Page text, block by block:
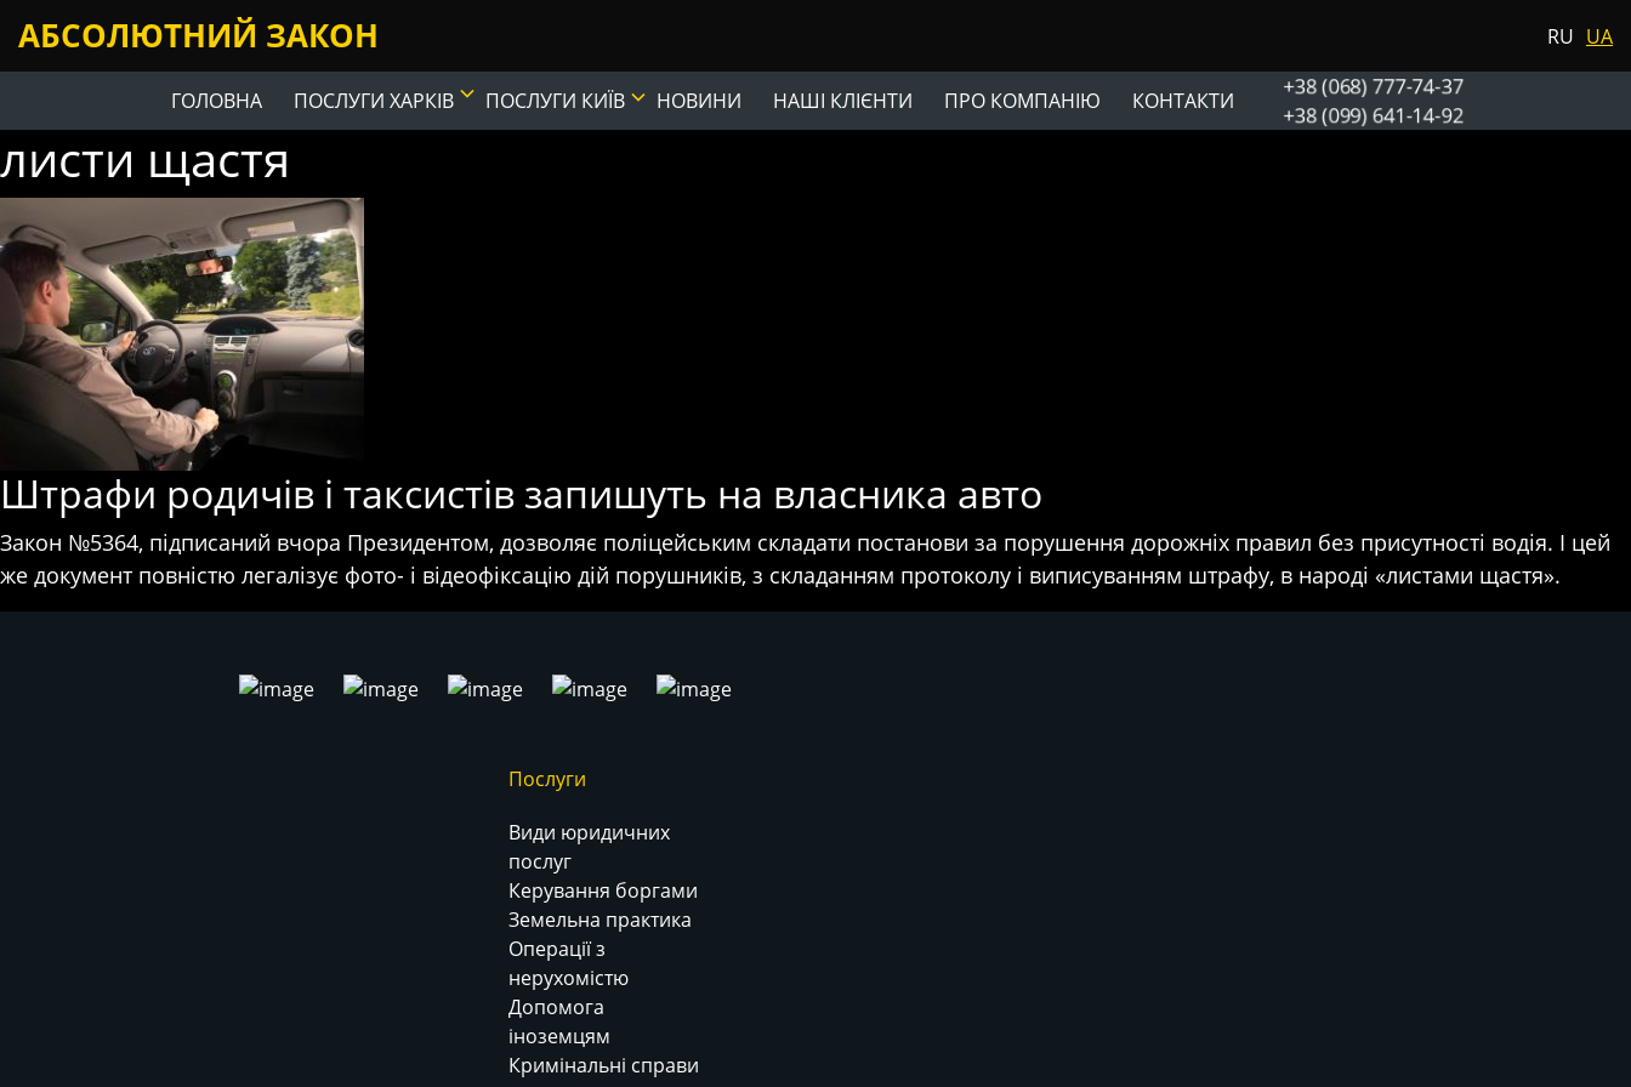
АБСОЛЮТНИЙ ЗАКОН RU UA
ГОЛОВНА ПОСЛУГИ ХАРКІВ ПОСЛУГИ КИЇВ НОВИНИ НАШІ КЛІЄНТИ ПРО КОМПАНІЮ КОНТАКТИ +38 (068) 777-74-37
+38 (099) 641-14-92
листи щастя
Штрафи родичів і таксистів запишуть на власника авто
Закон №5364, підписаний вчора Президентом, дозволяє поліцейським складати постанови за порушення дорожніх правил без присутності водія. І цей
же документ повністю легалізує фото- і відеофіксацію дій порушників, з складанням протоколу і виписуванням штрафу, в народі «листами щастя».
Послуги
Види юридичних
послуг
Керування боргами
Земельна практика
Операції з
нерухомістю
Допомога
іноземцям
Кримінальні справи